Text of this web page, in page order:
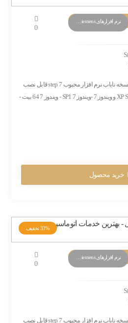
نرم افزارهای PLC Siemens
0
دانلود نرم افزار Step 7 5.1 SP4 نسخه نایاب نرم افزار محبوب step 7 قابل نصب
بر روی ویندوزهای XP SP3- 2000 SP3 و ویندوز 7 -ویندوز 7 SP1 - ویندوز 7 64 بیت -
خرید محصول
33% تخفیف
نرم افزارهای PLC Siemens
0
دانلود نرم افزار Step 7 5.0 SP4 نسخه نایاب نرم افزار محبوب step 7 قابل نصب